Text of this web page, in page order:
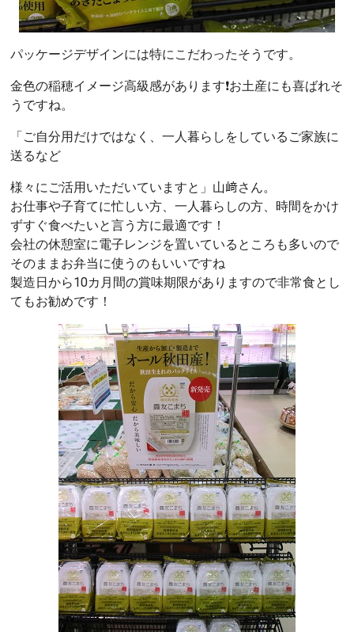
パッケージデザインには特にこだわったそうです。
金色の稲穂イメージ高級感があります❗️お土産にも喜ばれそ
うですね。
「ご自分用だけではなく、一人暮らしをしているご家族に
送るなど
様々にご活用いただいていますと」山﨑さん。
お仕事や子育てに忙しい方、一人暮らしの方、時間をかけ
ずすぐ食べたいと言う方に最適です！
会社の休憩室に電子レンジを置いているところも多いので
そのままお弁当に使うのもいいですね
製造日から10カ月間の賞味期限がありますので非常食とし
てもお勧めです！